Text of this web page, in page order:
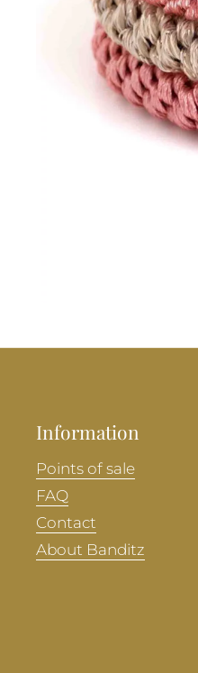
Information
Points of sale
FAQ
Contact
About Banditz